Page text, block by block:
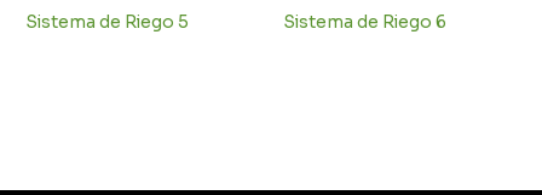
Sistema de Riego 5 Sistema de Riego 6